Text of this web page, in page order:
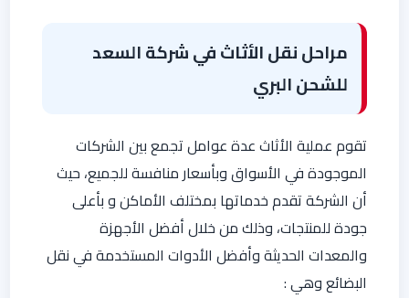
مراحل نقل الأثاث في شركة السعد
للشحن البري
تقوم عملية الأثاث عدة عوامل تجمع بين الشركات
الموجودة في الأسواق وبأسعار منافسة للجميع، حيث
أن الشركة تقدم خدماتها بمختلف الأماكن و بأعلى
جودة للمنتجات، وذلك من خلال أفضل الأجهزة
والمعدات الحديثة وأفضل الأدوات المستخدمة في نقل
البضائع وهي :